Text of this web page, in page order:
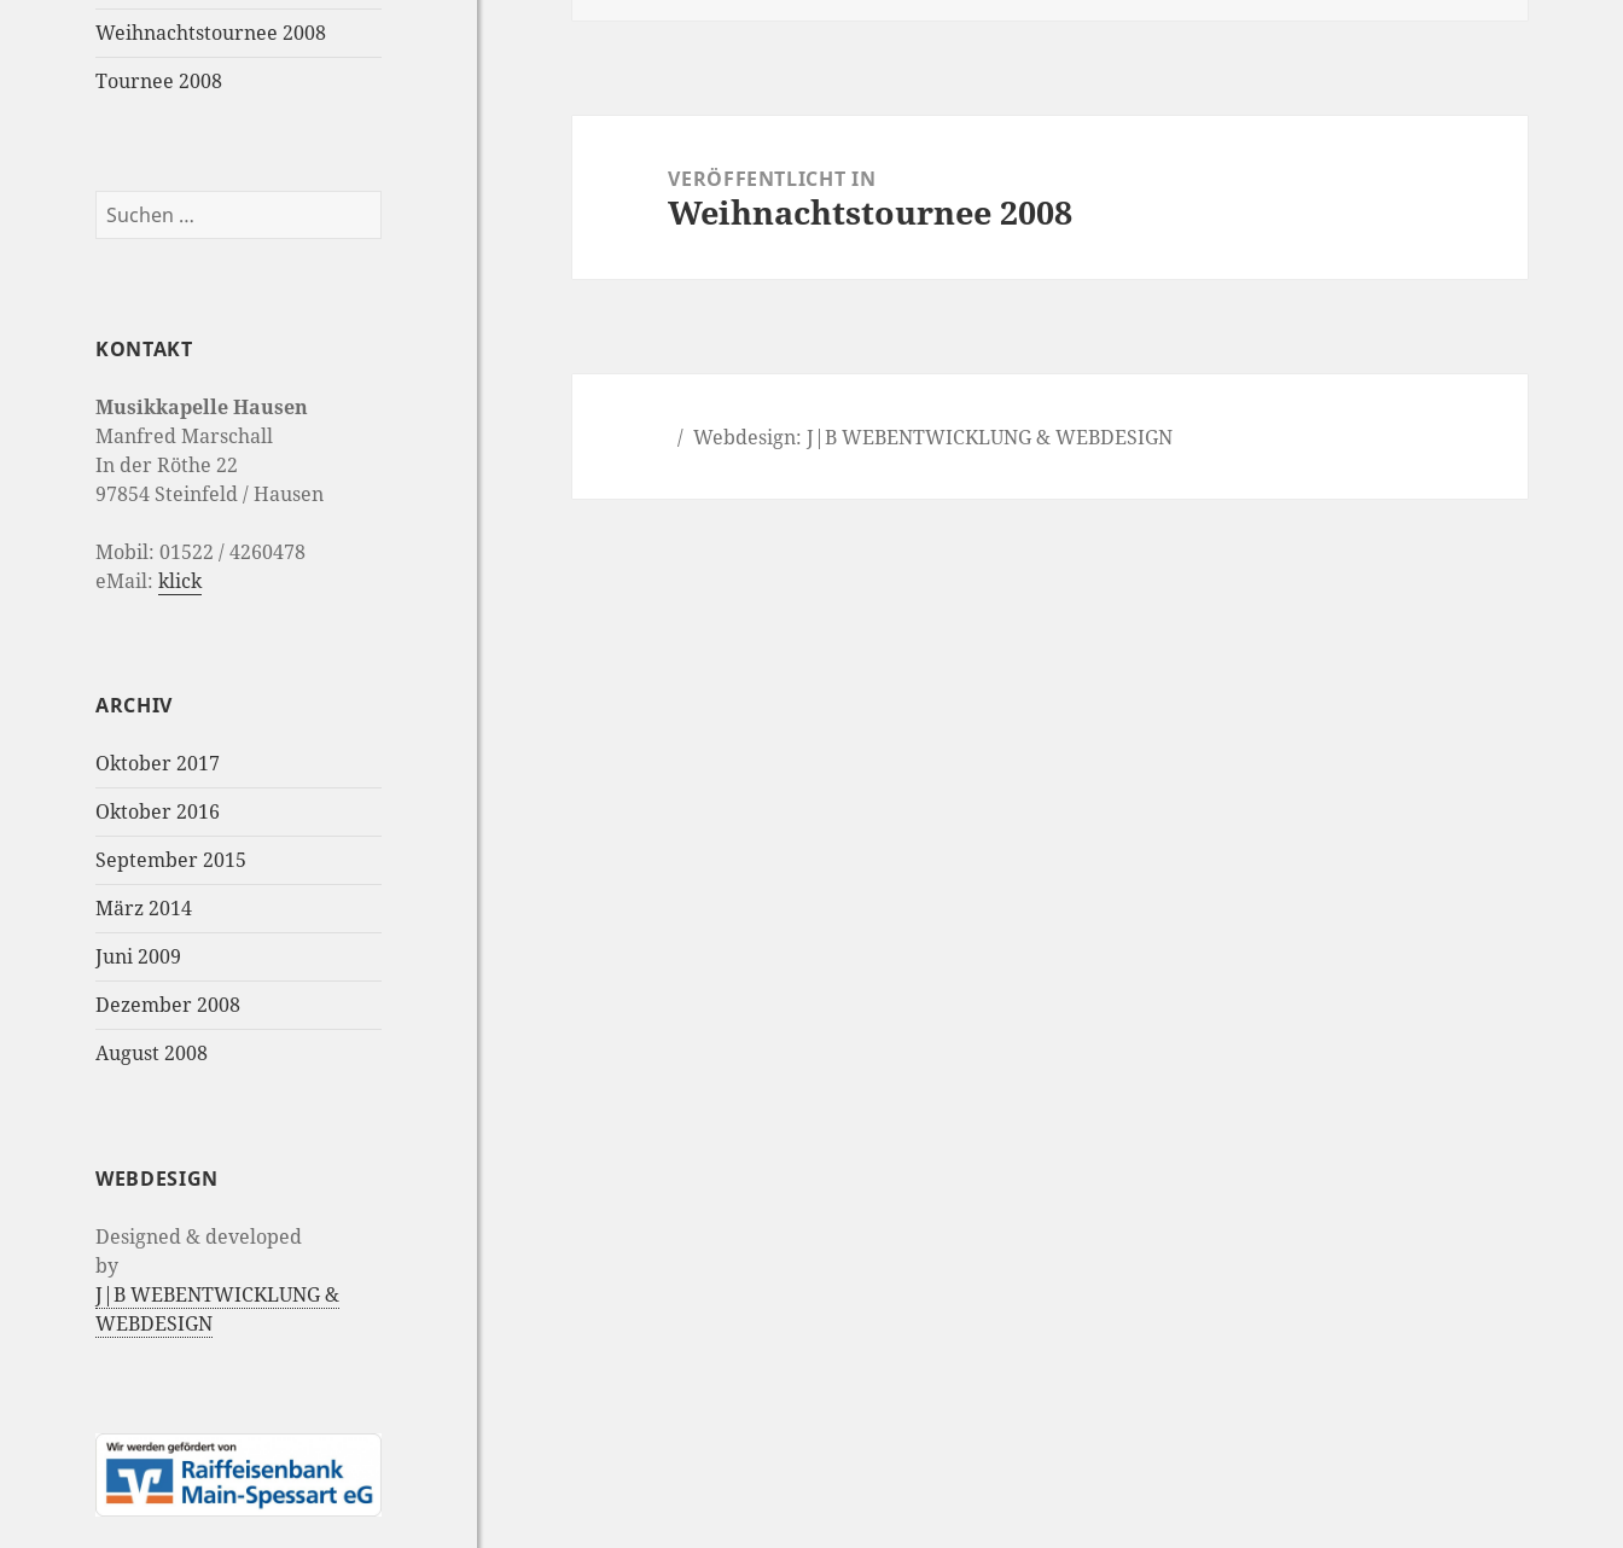
Weihnachtstournee 2008
Tournee 2008
Suchen
KONTAKT
Musikkapelle Hausen
Manfred Marschall
In der Röthe 22
97854 Steinfeld / Hausen
Mobil: 01522 / 4260478
eMail:klick
ARCHIV
Oktober 2017
Oktober 2016
September 2015
März 2014
Juni 2009
Dezember 2008
August 2008
WEBDESIGN
Designed & developed
by
J|B WEBENTWICKLUNG &
WEBDESIGN
VERÖFFENTLICHT IN
Weihnachtstournee 2008